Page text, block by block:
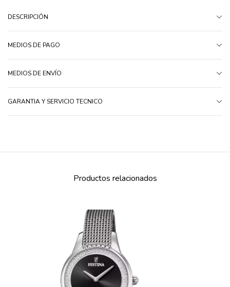
DESCRIPCIÓN
MEDIOS DE PAGO
MEDIOS DE ENVÍO
GARANTIA Y SERVICIO TECNICO
Productos relacionados